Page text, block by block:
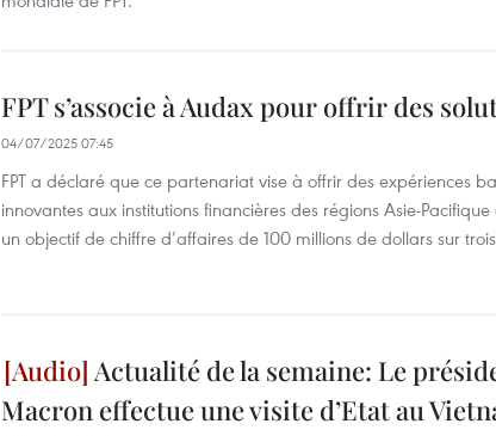
FPT s’associe à Audax pour offrir des
04/07/2025 07:45
FPT a déclaré que ce partenariat vise à offrir des expériences
innovantes aux institutions financières des régions Asie-
un objectif de chiffre d’affaires de 100 millions de dollars sur
Actualité de la semaine: Le
Macron effectue une visite d’Etat au